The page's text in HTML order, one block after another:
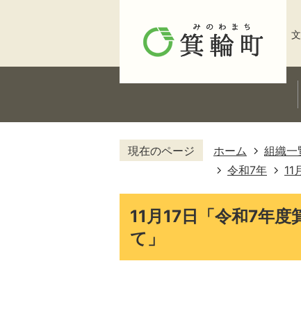
現在のページ ホーム 組織一
令和7年
11
11月17日「令和7年
て」